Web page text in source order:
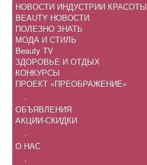
НОВОСТИ ИНДУСТРИИ КРАСОТЫ
BEAUTY НОВОСТИ
ПОЛЕЗНО ЗНАТЬ
МОДА И СТИЛЬ
Beauty TV
ЗДОРОВЬЕ И ОТДЫХ
КОНКУРСЫ
ПРОЕКТ «ПРЕОБРАЖЕНИЕ»
.
ОБЪЯВЛЕНИЯ
АКЦИИ-СКИДКИ
.
О НАС
.